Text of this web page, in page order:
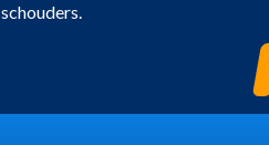
schouders.